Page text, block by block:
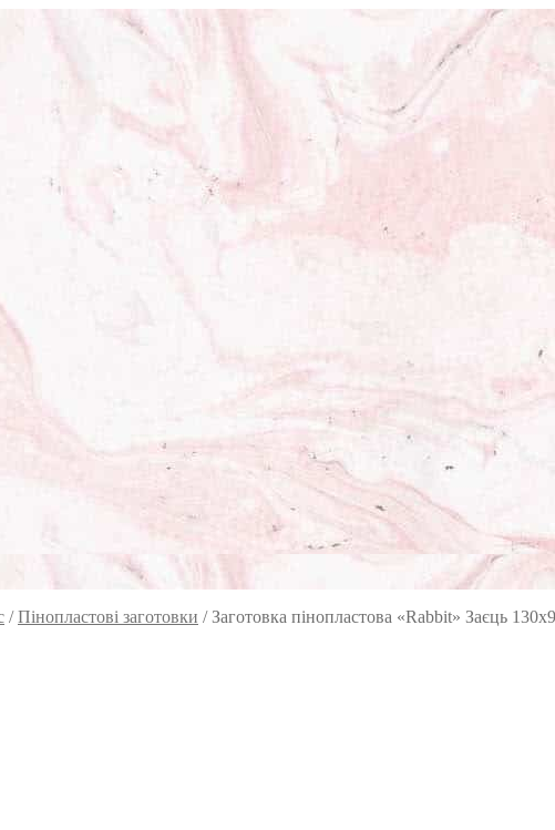
/Пінопластові заготовки /Заготовка пінопластова «Rabbit» Заєць